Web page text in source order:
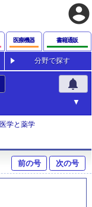
account_circle
医療機器 書籍通販
分野で探す
notifications
医学と薬学
前の号 次の号